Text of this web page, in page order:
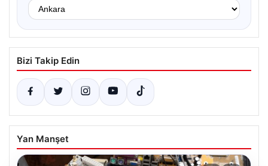
Bizi Takip Edin
Yan Manşet